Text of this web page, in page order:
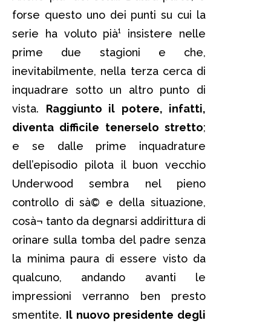
forse questo uno dei punti su cui la
serie ha voluto pià¹ insistere nelle
prime due stagioni e che,
inevitabilmente, nella terza cerca di
inquadrare sotto un altro punto di
vista. Raggiunto il potere, infatti,
diventa difficile tenerselo stretto;
e se dalle prime inquadrature
dell’episodio pilota il buon vecchio
Underwood sembra nel pieno
controllo di sà© e della situazione,
cosà¬ tanto da degnarsi addirittura di
orinare sulla tomba del padre senza
la minima paura di essere visto da
qualcuno, andando avanti le
impressioni verranno ben presto
smentite. Il nuovo presidente degli